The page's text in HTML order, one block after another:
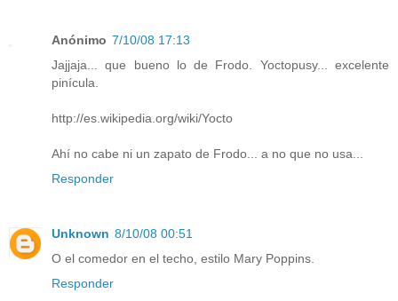
Anónimo 7/10/08 17:13
Jajjaja... que bueno lo de Frodo. Yoctopusy... excelente
pinícula.
http://es.wikipedia.org/wiki/Yocto
Ahí no cabe ni un zapato de Frodo... a no que no usa...
Responder
Unknown 8/10/08 00:51
O el comedor en el techo, estilo Mary Poppins.
Responder